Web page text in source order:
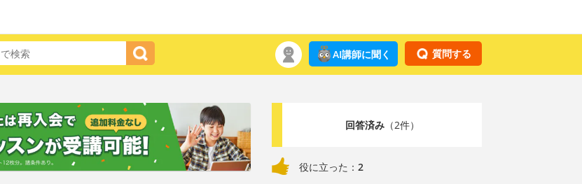
質問する
AI講師に聞く
回答済み（2件）
役に立った： 2